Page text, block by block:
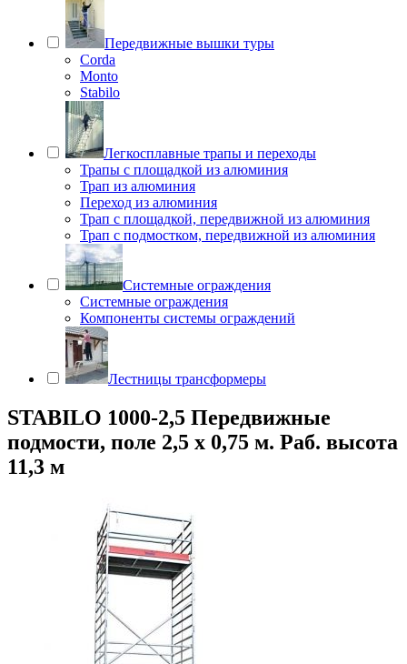
Передвижные вышки туры
Corda
Monto
Stabilo
Легкосплавные трапы и переходы
Трапы с площадкой из алюминия
Трап из алюминия
Переход из алюминия
Трап с площадкой, передвижной из алюминия
Трап с подмостком, передвижной из алюминия
Системные ограждения
Системные ограждения
Компоненты системы ограждений
Лестницы трансформеры
STABILO 1000-2,5 Передвижные
подмости, поле 2,5 х 0,75 м. Раб. высота
11,3 м